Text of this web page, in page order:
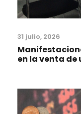
31 julio, 2026
en la venta de